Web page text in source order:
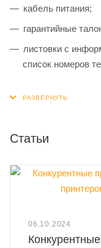
кабель питания;
гарантийные
листовки с
список номеров
Статьи
06.10.2024
Конкурентные